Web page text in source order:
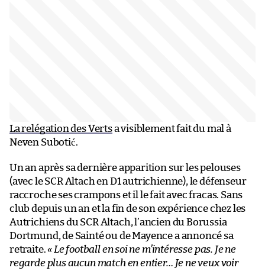
La relégation des Vertsa visiblement fait du mal à
Neven Subotić.
Un an après sa dernière apparition sur les pelouses
(avec le SCR Altach en D1 autrichienne), le défenseur
raccroche ses crampons et il le fait avec fracas. Sans
club depuis un an et la fin de son expérience chez les
Autrichiens du SCR Altach, l’ancien du Borussia
Dortmund, de Sainté ou de Mayence a annoncé sa
retraite.« Le football en soi ne m’intéresse pas. Je ne
regarde plus aucun match en entier… Je ne veux voir